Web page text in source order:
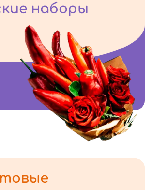
наборы